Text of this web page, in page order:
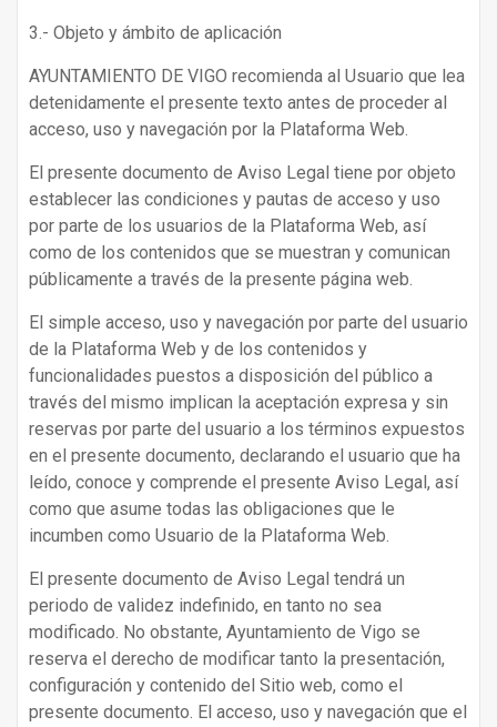
3.- Objeto y ámbito de aplicación
AYUNTAMIENTO DE VIGO recomienda al Usuario que lea
detenidamente el presente texto antes de proceder al
acceso, uso y navegación por la Plataforma Web.
El presente documento de Aviso Legal tiene por objeto
establecer las condiciones y pautas de acceso y uso
por parte de los usuarios de la Plataforma Web, así
como de los contenidos que se muestran y comunican
públicamente a través de la presente página web.
El simple acceso, uso y navegación por parte del usuario
de la Plataforma Web y de los contenidos y
funcionalidades puestos a disposición del público a
través del mismo implican la aceptación expresa y sin
reservas por parte del usuario a los términos expuestos
en el presente documento, declarando el usuario que ha
leído, conoce y comprende el presente Aviso Legal, así
como que asume todas las obligaciones que le
incumben como Usuario de la Plataforma Web.
El presente documento de Aviso Legal tendrá un
periodo de validez indefinido, en tanto no sea
modificado. No obstante, Ayuntamiento de Vigo se
reserva el derecho de modificar tanto la presentación,
configuración y contenido del Sitio web, como el
presente documento. El acceso, uso y navegación que el